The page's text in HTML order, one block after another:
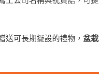
送可長期擺設的禮物， 盆栽